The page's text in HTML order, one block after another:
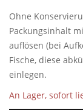
Ohne
Packungsinhalt
auflösen (bei
Fische, diese
einlegen.
An Lager, sofort